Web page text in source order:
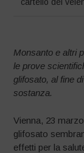
Monsanto e altri
le prove
glifosato, al fine
sostanza.
Vienna, 23
glifosato
effetti per la